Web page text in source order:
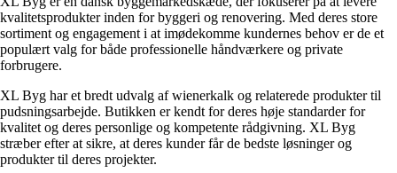
kvalitetsprodukter inden for byggeri og renovering. Med deres store
sortiment og engagement i at imødekomme kundernes behov er de et
populært valg for både professionelle håndværkere og private
forbrugere.
XL Byg har et bredt udvalg af wienerkalk og relaterede produkter til
pudsningsarbejde. Butikken er kendt for deres høje standarder for
kvalitet og deres personlige og kompetente rådgivning. XL Byg
stræber efter at sikre, at deres kunder får de bedste løsninger og
produkter til deres projekter.